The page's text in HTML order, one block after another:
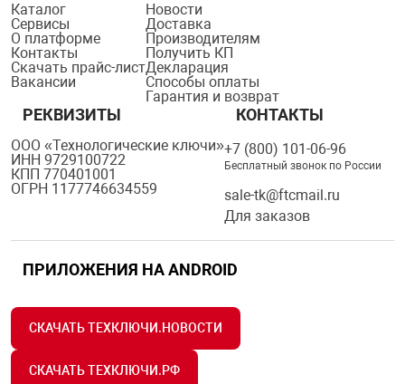
Каталог
Сервисы
О платформе
Контакты
Скачать прайс-лист
Вакансии
Новости
Доставка
Производителям
Получить КП
Декларация
Способы оплаты
Гарантия и возврат
РЕКВИЗИТЫ
ООО «Технологические ключи»
ИНН 9729100722
КПП 770401001
ОГРН 1177746634559
КОНТАКТЫ
+7 (800) 101-06-96
Бесплатный звонок по России
sale-tk@ftcmail.ru
Для заказов
ПРИЛОЖЕНИЯ НА ANDROID
СКАЧАТЬ ТЕХКЛЮЧИ.НОВОСТИ
СКАЧАТЬ ТЕХКЛЮЧИ.РФ